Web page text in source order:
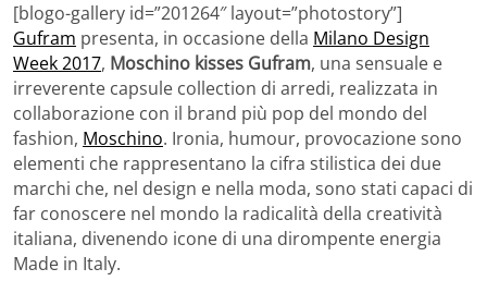
[blogo-gallery id=”201264″ layout=”photostory”]
Gufram presenta, in occasione della Milano Design
Week 2017, Moschino kisses Gufram, una sensuale e
irreverente capsule collection di arredi, realizzata in
collaborazione con il brand più pop del mondo del
fashion, Moschino. Ironia, humour, provocazione sono
elementi che rappresentano la cifra stilistica dei due
marchi che, nel design e nella moda, sono stati capaci di
far conoscere nel mondo la radicalità della creatività
italiana, divenendo icone di una dirompente energia
Made in Italy.